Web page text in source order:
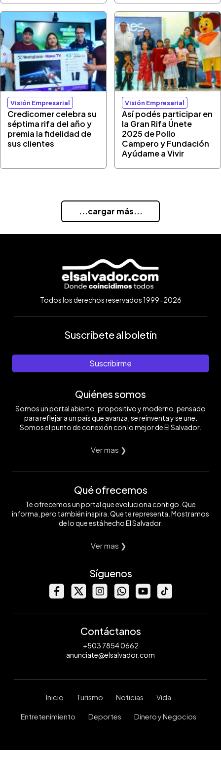
Visión Empresarial
Credicomer celebra su
séptima rifa del año y
premia la fidelidad de
sus clientes
Visión Empresarial
Así podés participar en
la Gran Rifa Únete
2025 de Pollo
Campero y Fundación
Ayúdame a Vivir
...cargar más...
Todos los derechos reservados 1999-2026
Suscríbete al boletín
Suscribirme
Quiénes somos
Somos un portal abierto, propositivo y moderno, pensado
para reflejar a un país que avanza, se reinventa y se une.
Somos el punto de conexión con lo mejor de El Salvador.
Ver mas ❯
Qué ofrecemos
Te ofrecemos un portal que evoluciona contigo. Que
informa, pero también inspira. Que te representa. Mostramos
de lo que está hecho El Salvador.
Ver mas ❯
Síguenos
Contáctanos
+503 7854 0662
anunciate@elsalvador.com
Inicio Turismo Noticias Vida
Entretenimiento Deportes Dinero y Negocios